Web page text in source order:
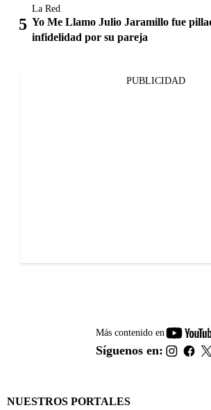
La Red
Yo Me Llamo Julio Jaramillo fue
infidelidad por su pareja
PUBLICIDAD
Más contenido en
Síguenos en:
NUESTROS PORTALES